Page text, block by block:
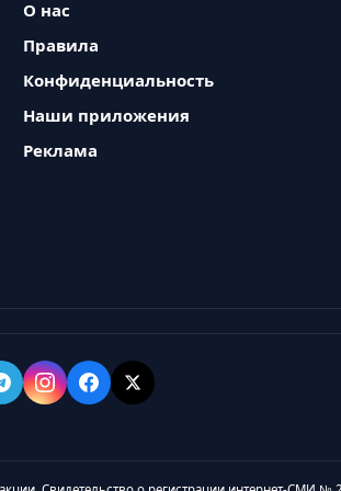
О нас
Правила
Конфиденциальность
Наши приложения
Реклама